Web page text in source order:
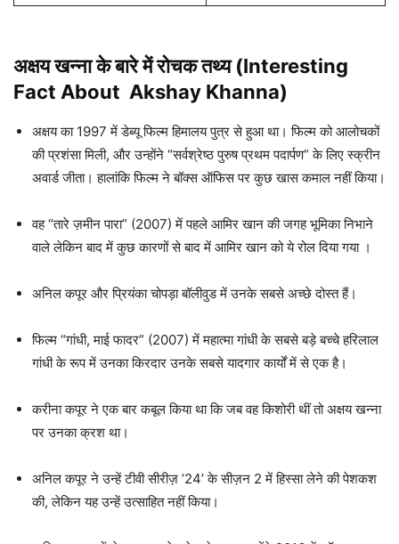
अक्षय खन्ना के बारे में रोचक तथ्य (Interesting
Fact About Akshay Khanna)
अक्षय का 1997 में डेब्यू फिल्म हिमालय पुत्र से हुआ था। फिल्म को आलोचकों
की प्रशंसा मिली, और उन्होंने “सर्वश्रेष्ठ पुरुष प्रथम पदार्पण” के लिए स्क्रीन
अवार्ड जीता। हालांकि फिल्म ने बॉक्स ऑफिस पर कुछ खास कमाल नहीं किया।
वह “तारे ज़मीन पारा” (2007) में पहले आमिर खान की जगह भूमिका निभाने
वाले लेकिन बाद में कुछ कारणों से बाद में आमिर खान को ये रोल दिया गया ।
अनिल कपूर और प्रियंका चोपड़ा बॉलीवुड में उनके सबसे अच्छे दोस्त हैं।
फिल्म “गांधी, माई फादर” (2007) में महात्मा गांधी के सबसे बड़े बच्चे हरिलाल
गांधी के रूप में उनका किरदार उनके सबसे यादगार कार्यों में से एक है।
करीना कपूर ने एक बार कबूल किया था कि जब वह किशोरी थीं तो अक्षय खन्ना
पर उनका क्रश था।
अनिल कपूर ने उन्हें टीवी सीरीज़ ’24’ के सीज़न 2 में हिस्सा लेने की पेशकश
की, लेकिन यह उन्हें उत्साहित नहीं किया।